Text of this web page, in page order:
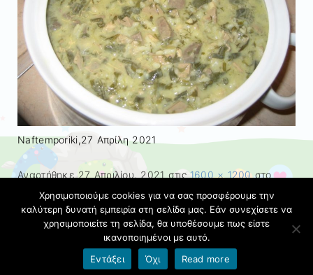
Naftemporiki,27 Aπρίλη 2021
Αναρτήθηκε 27 Απριλίου, 2021 στις 1600 × 1200στο
ΚΑΛΗ ΑΝΑΣΤΑΣΗ!!! | Τα σχόλια και οι παραθέσεις είναι
προσωρινά απενεργοποιημένα.
← Προηγούμενο
Όροι χρήσης blogs.sch.gr|Δήλωση προσβασιμότητας
Χρησιμοποιούμε cookies για να σας προσφέρουμε την
καλύτερη δυνατή εμπειρία στη σελίδα μας. Εάν συνεχίσετε να
χρησιμοποιείτε τη σελίδα, θα υποθέσουμε πως είστε
ικανοποιημένοι με αυτό.
Εντάξει
Όχι Read more